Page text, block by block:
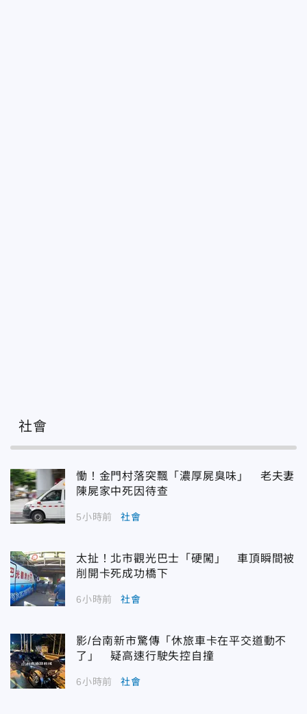
社會
慟！金門村落突飄「濃厚屍臭味」 老夫妻
陳屍家中死因待查
5小時前 社會
太扯！北市觀光巴士「硬闖」 車頂瞬間被
削開卡死成功橋下
6小時前 社會
影/台南新市驚傳「休旅車卡在平交道動不
了」 疑高速行駛失控自撞
6小時前 社會